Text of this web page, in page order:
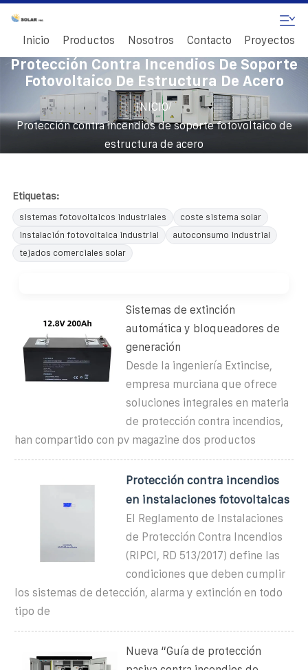
Inicio Productos Nosotros Contacto Proyectos
Protección Contra Incendios De Soporte
Fotovoltaico De Estructura De Acero
INICIO/
Protección contra incendios de soporte fotovoltaico de
estructura de acero
Etiquetas:
sistemas fotovoltaicos industriales
coste sistema solar
instalación fotovoltaica industrial
autoconsumo industrial
tejados comerciales solar
Sistemas de extinción
automática y bloqueadores de
generación
Desde la ingeniería Extincise,
empresa murciana que ofrece
soluciones integrales en materia
de protección contra incendios,
han compartido con pv magazine dos productos
Protección contra incendios
en instalaciones fotovoltaicas
El Reglamento de Instalaciones
de Protección Contra Incendios
(RIPCI, RD 513/2017) define las
condiciones que deben cumplir
los sistemas de detección, alarma y extinción en todo
tipo de
Nueva “Guía de protección